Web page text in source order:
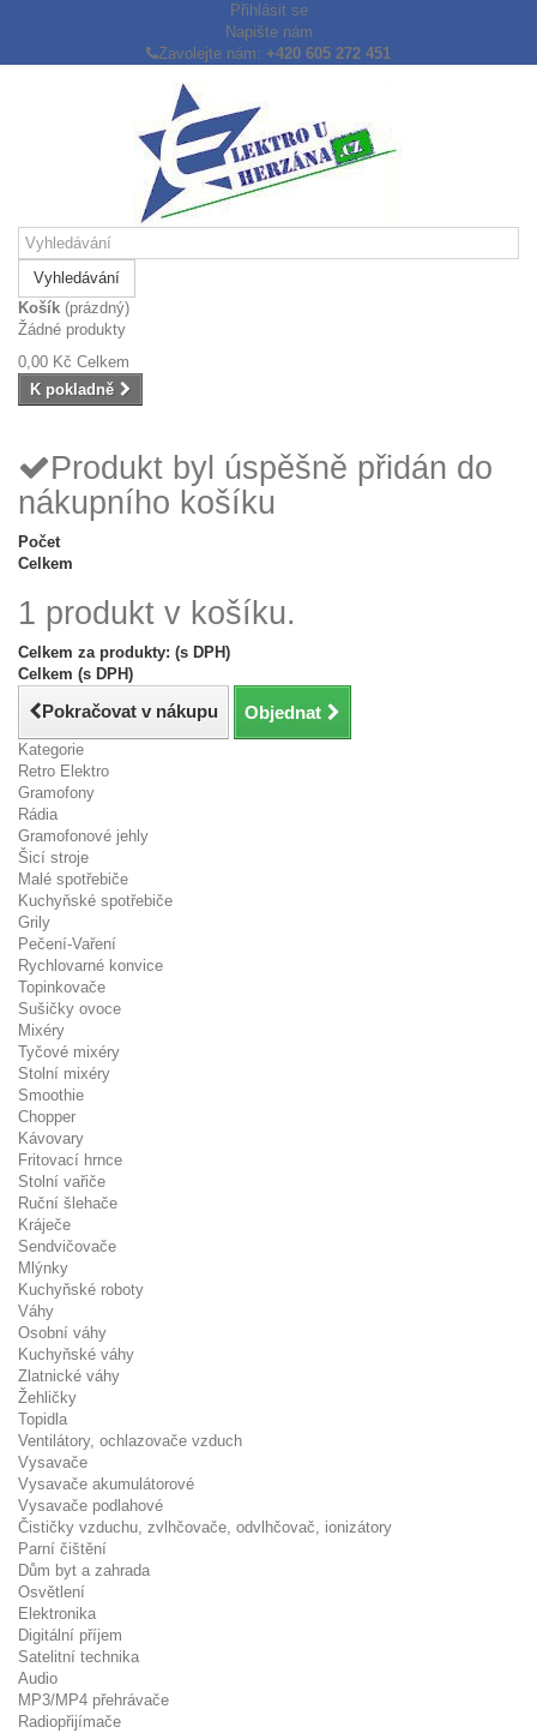
Přihlásit se
Napište nám
Zavolejte nám: +420 605 272 451
Vyhledávání
Košík (prázdný)
Žádné produkty
0,00 Kč Celkem
K pokladně
Produkt byl úspěšně přidán do
nákupního košíku
Počet
Celkem
1 produkt v košíku.
Celkem za produkty: (s DPH)
Celkem (s DPH)
Pokračovat v nákupu Objednat
Kategorie
Retro Elektro
Gramofony
Rádia
Gramofonové jehly
Šicí stroje
Malé spotřebiče
Kuchyňské spotřebiče
Grily
Pečení-Vaření
Rychlovarné konvice
Topinkovače
Sušičky ovoce
Mixéry
Tyčové mixéry
Stolní mixéry
Smoothie
Chopper
Kávovary
Fritovací hrnce
Stolní vařiče
Ruční šlehače
Kráječe
Sendvičovače
Mlýnky
Kuchyňské roboty
Váhy
Osobní váhy
Kuchyňské váhy
Zlatnické váhy
Žehličky
Topidla
Ventilátory, ochlazovače vzduch
Vysavače
Vysavače akumulátorové
Vysavače podlahové
Čističky vzduchu, zvlhčovače, odvlhčovač, ionizátory
Parní čištění
Dům byt a zahrada
Osvětlení
Elektronika
Digitální příjem
Satelitní technika
Audio
MP3/MP4 přehrávače
Radiopřijímače